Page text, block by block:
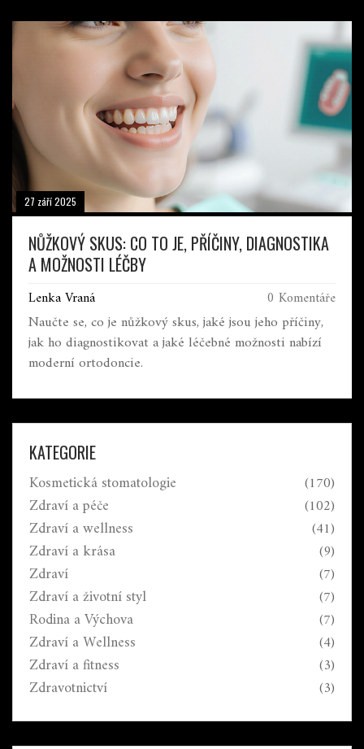
27 září 2025
NŮŽKOVÝ SKUS: CO TO JE, PŘÍČINY, DIAGNOSTIKA
A MOŽNOSTI LÉČBY
Lenka Vraná 0 Komentáře
Naučte se, co je nůžkový skus, jaké jsou jeho příčiny,
jak ho diagnostikovat a jaké léčebné možnosti nabízí
moderní ortodoncie.
KATEGORIE
Kosmetická stomatologie (170)
Zdraví a péče (102)
Zdraví a wellness (41)
Zdraví a krása (9)
Zdraví (7)
Zdraví a životní styl (7)
Rodina a Výchova (7)
Zdraví a Wellness (4)
Zdraví a fitness (3)
Zdravotnictví (3)